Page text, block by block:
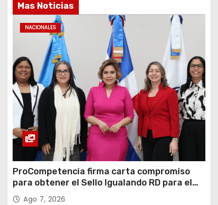
Mas Noticias
NACIONALES
ProCompetencia firma carta compromiso
para obtener el Sello Igualando RD para el
Sector Público
Ago 7, 2026